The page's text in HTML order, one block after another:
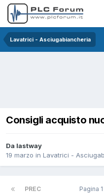
Lavatrici - Asciugabiancheria
Consigli acquisto
Da lastway
19 marzo in Lavatrici -
PREC Pagina